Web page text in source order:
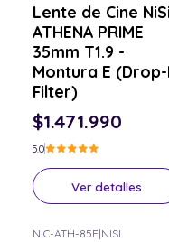
Lente de Cine
ATHENA PRIME
35mm T1.9 -
Montura E
Filter)
$1.471.990
5.0
Ver detalles
NIC-ATH-85E|NISI